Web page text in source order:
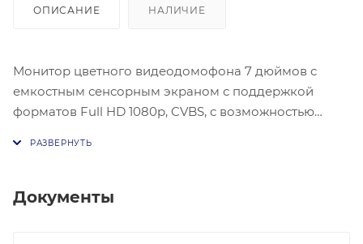
ОПИСАНИЕ НАЛИЧИЕ
Монитор цветного видеодомофона 7 дюймов с
емкостным сенсорным экраном с поддержкой
форматов Full HD 1080p, CVBS, с возможностью
смартфоне происходящего у вызывной панели,
Документы